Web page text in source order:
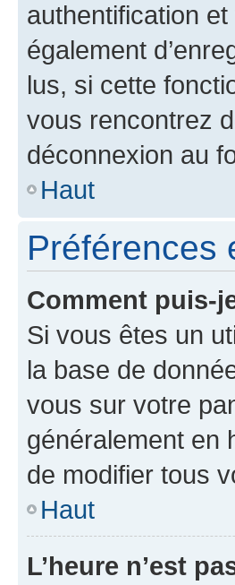
authentification
également
lus, si cette
vous rencontrez
déconnexion au
Haut
Préférences
Comment puis-
Si vous êtes un
la base de
vous sur votre
généralement en
de modifier tous
Haut
L’heure n’est